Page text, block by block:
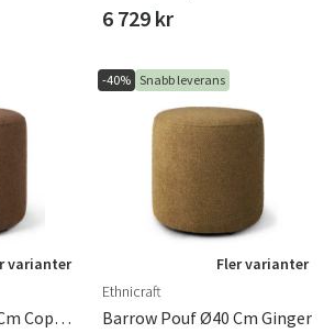
6 729 kr
varianter
Barrow Pouf Ø40 Cm Copper
-40% Snabb leverans
Fler varianter
Ethnicraft
Barrow Pouf Ø40 Cm Ginger